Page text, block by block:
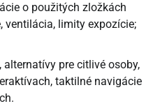
o použitých zložkách
ventilácia, limity expozície;
alternatívy pre citlivé osoby,
taktilné navigácie